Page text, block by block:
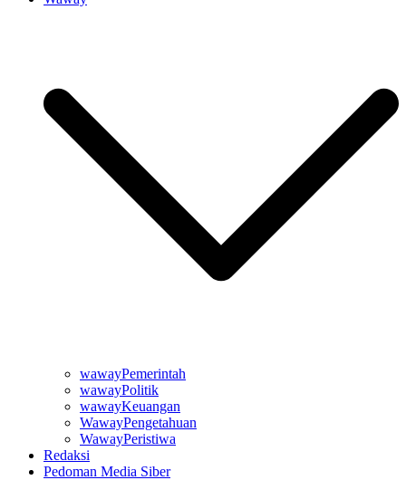
wawayPemerintah
wawayPolitik
wawayKeuangan
WawayPengetahuan
WawayPeristiwa
Redaksi
Pedoman Media Siber